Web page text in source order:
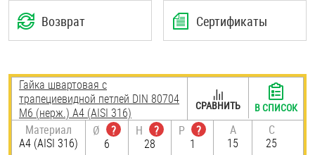
Возврат Сертификаты
Гайка швартовая с
трапециевидной петлей DIN 80704
М6 (нерж.) A4 (AISI 316)
Материал
A4 (AISI 316)
Ø
?
6
H
?
28
P
?
1
A
15
C
25
СРАВНИТЬ В СПИСОК